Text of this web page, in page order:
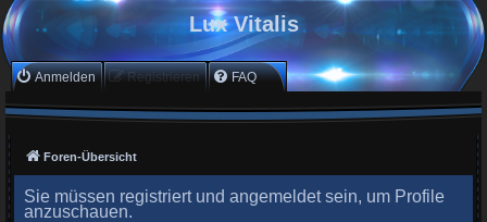
Lux Vitalis
Anmelden Registrieren FAQ
Foren-Übersicht
Sie müssen registriert und angemeldet sein, um Profile
anzuschauen.